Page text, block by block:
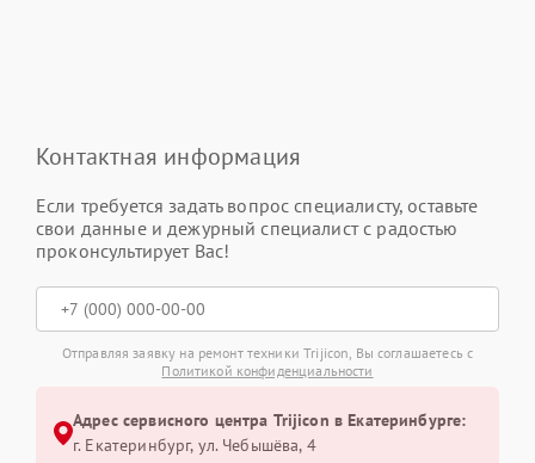
Контактная информация
Если требуется задать вопрос специалисту, оставьте
свои данные и дежурный специалист с радостью
проконсультирует Вас!
Отправляя заявку на ремонт техники Trijicon, Вы соглашаетесь с
Политикой конфиденциальности
Адрес сервисного центра Trijicon в Екатеринбурге:
г. Екатеринбург, ул. Чебышёва, 4